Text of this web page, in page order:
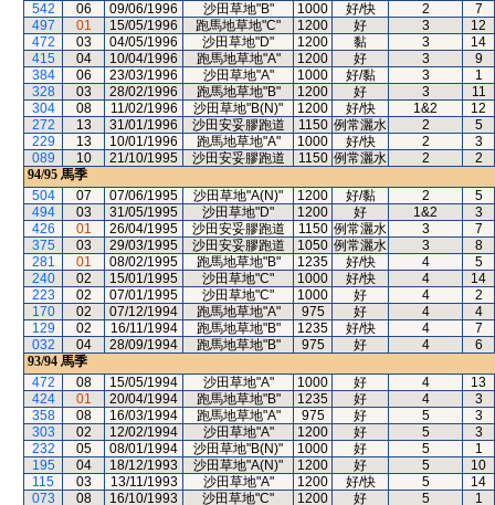
542
06 09/06/1996 沙田草地"B" 1000 好/快 2
7
497
01 15/05/1996 跑馬地草地"C" 1200 好 3
12
472
03 04/05/1996 沙田草地"D" 1200 黏 3
14
415
04 10/04/1996 跑馬地草地"A" 1200 好 3
9
384
06 23/03/1996 沙田草地"A" 1000 好/黏 3
1
328
03 28/02/1996 跑馬地草地"B" 1200 好 3
11
304
08 11/02/1996 沙田草地"B(N)" 1200 好/快 1&2
12
272
13 31/01/1996 沙田安妥膠跑道 1150 例常灑水 2
5
229
13 10/01/1996 跑馬地草地"A" 1000 好/快 2
3
089
10 21/10/1995 沙田安妥膠跑道 1150 例常灑水 2
2
94/95 馬季
504
07 07/06/1995 沙田草地"A(N)" 1200 好/黏 2
5
494
03 31/05/1995 沙田草地"D" 1200 好 1&2
3
426
01 26/04/1995 沙田安妥膠跑道 1150 例常灑水 3
7
375
03 29/03/1995 沙田安妥膠跑道 1050 例常灑水 3
8
281
01 08/02/1995 跑馬地草地"B" 1235 好/快 4
5
240
02 15/01/1995 沙田草地"C" 1000 好/快 4
14
223
02 07/01/1995 沙田草地"C" 1000 好 4
2
170
02 07/12/1994 跑馬地草地"A" 975 好 4
4
129
02 16/11/1994 跑馬地草地"B" 1235 好/快 4
7
032
04 28/09/1994 跑馬地草地"B" 975 好 4
6
93/94 馬季
472
08 15/05/1994 沙田草地"A" 1000 好 4
13
424
01 20/04/1994 跑馬地草地"B" 1235 好 4
3
358
08 16/03/1994 跑馬地草地"A" 975 好 5
3
303
02 12/02/1994 沙田草地"A" 1200 好 5
3
232
05 08/01/1994 沙田草地"B(N)" 1000 好 5
1
195
04 18/12/1993 沙田草地"A(N)" 1200 好 5
10
115
03 13/11/1993 沙田草地"A" 1200 好/快 5
14
073
08 16/10/1993 沙田草地"C" 1200 好 5
1